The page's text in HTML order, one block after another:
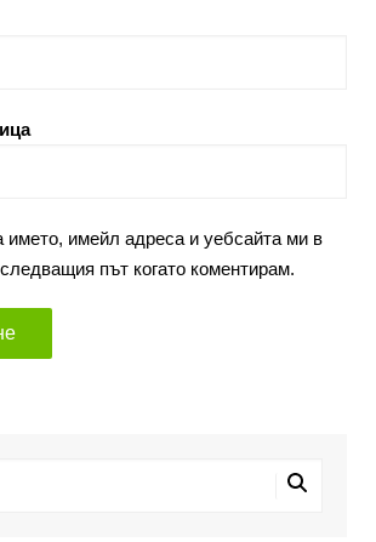
името, имейл адреса и уебсайта ми в
път когато коментирам.